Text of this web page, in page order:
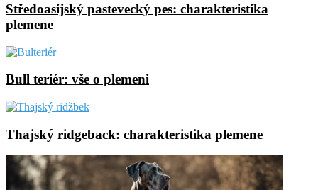
Středoasijský pastevecký pes: charakteristika
plemene
Bull teriér: vše o plemeni
Thajský ridgeback: charakteristika plemene